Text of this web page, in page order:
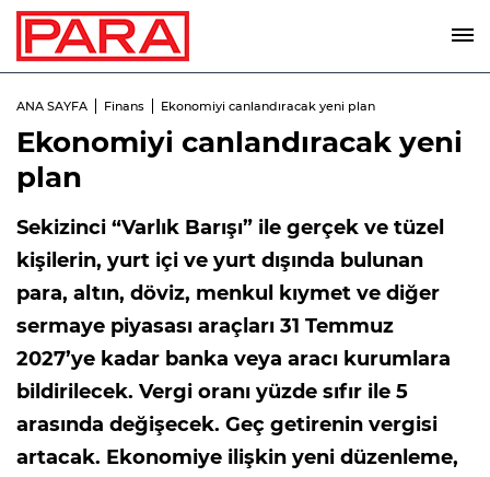
ANA SAYFA Finans Ekonomiyi canlandıracak yeni plan
Ekonomiyi canlandıracak yeni
plan
Sekizinci “Varlık Barışı” ile gerçek ve tüzel
kişilerin, yurt içi ve yurt dışında bulunan
para, altın, döviz, menkul kıymet ve diğer
sermaye piyasası araçları 31 Temmuz
2027’ye kadar banka veya aracı kurumlara
bildirilecek. Vergi oranı yüzde sıfır ile 5
arasında değişecek. Geç getirenin vergisi
artacak. Ekonomiye ilişkin yeni düzenleme,